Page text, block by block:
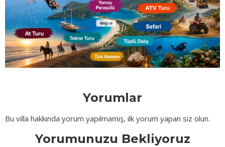
Yorumlar
Bu villa hakkında yorum yapılmamış, ilk yorum yapan siz olun.
Yorumunuzu Bekliyoruz